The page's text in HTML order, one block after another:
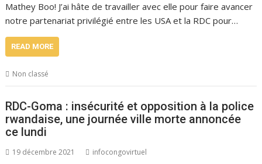
Mathey Boo! J’ai hâte de travailler avec elle pour faire avancer
notre partenariat privilégié entre les USA et la RDC pour…
READ MORE
Non classé
RDC-Goma : insécurité et opposition à la police
rwandaise, une journée ville morte annoncée
ce lundi
19 décembre 2021 infocongovirtuel